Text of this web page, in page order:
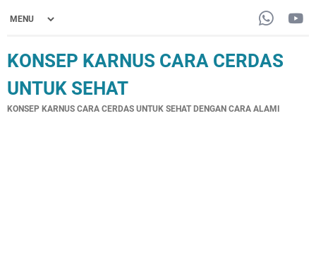
KONSEP KARNUS CARA CERDAS
UNTUK SEHAT
KONSEP KARNUS CARA CERDAS UNTUK SEHAT DENGAN CARA ALAMI